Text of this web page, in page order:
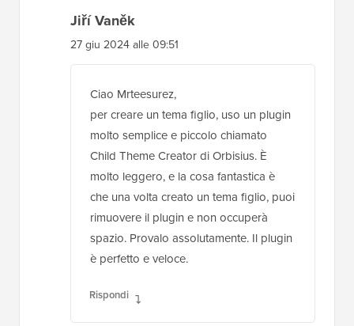
Jiří Vaněk
27 giu 2024 alle 09:51
Ciao Mrteesurez,
per creare un tema figlio, uso un plugin
molto semplice e piccolo chiamato
Child Theme Creator di Orbisius. È
molto leggero, e la cosa fantastica è
che una volta creato un tema figlio, puoi
rimuovere il plugin e non occuperà
spazio. Provalo assolutamente. Il plugin
è perfetto e veloce.
Rispondi